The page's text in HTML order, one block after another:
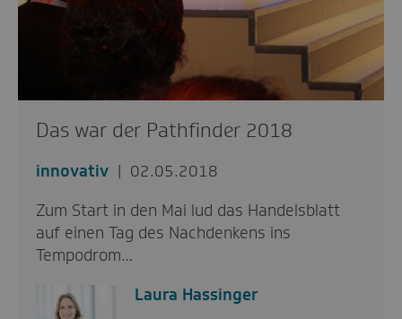
Das war der Pathfinder 2018
innovativ
02.05.2018
Zum Start in den Mai lud das Handelsblatt
auf einen Tag des Nachdenkens ins
Tempodrom…
Laura Hassinger